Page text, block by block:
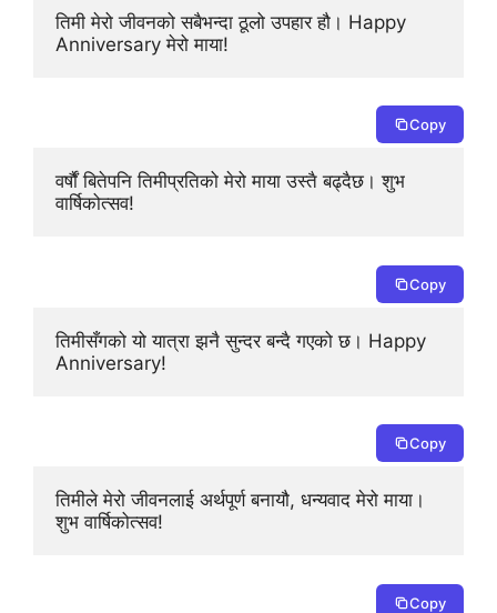
तिमी मेरो जीवनको सबैभन्दा ठूलो उपहार हौ। Happy
Anniversary मेरो माया!
Copy
वर्षौं बितेपनि तिमीप्रतिको मेरो माया उस्तै बढ्दैछ। शुभ
वार्षिकोत्सव!
Copy
तिमीसँगको यो यात्रा झनै सुन्दर बन्दै गएको छ। Happy
Anniversary!
Copy
तिमीले मेरो जीवनलाई अर्थपूर्ण बनायौ, धन्यवाद मेरो माया।
शुभ वार्षिकोत्सव!
Copy